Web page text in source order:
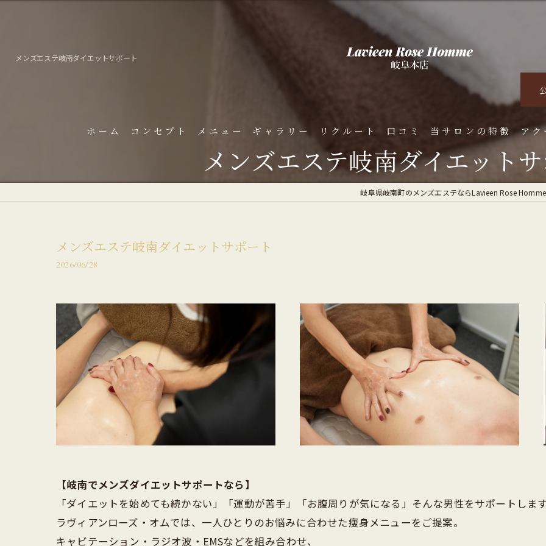
メンズエステ岐南ダイエットサポート
ホーム コンセプト メニュー ギャラリー
よくある質問
リクルート 口コミ 当サロンの特徴 アク
メンズエステ岐南ダイエット
岐阜県岐南町のメンズエステならLavieen Rose
メンズエステ岐南ダイエットサポート
2026/06/28
【岐南でメンズダイエットサポートなら】
「ダイエットを始めても続かない」「運動が苦手」「お腹周りが気になる」そんな男性をサポートしま
ラヴィアンローズ・オムでは、一人ひとりのお悩みに合わせた痩身メニューをご提案。
キャビテーション・ラジオ波・EMSなどを組み合わせ、